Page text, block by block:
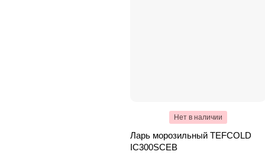
Нет в наличии
Ларь морозильный TEFCOLD
IC300SCEB